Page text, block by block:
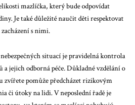
mazlíčka, který bude odpovídat
Je také důležité naučit děti respektovat
s nimi.
situací je pravidelná kontrola
jejich odborná péče. Důkladné vzdělání o
pomůže předcházet rizikovým
či útoky na lidi. V neposlední řadě je